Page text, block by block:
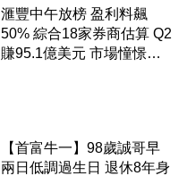
滙豐中午放榜 盈利料飆
50% 綜合18家券商估算 Q2
賺95.1億美元 市場憧憬重
【首富牛一】98歲誠哥早
兩日低調過生日 退休8年身